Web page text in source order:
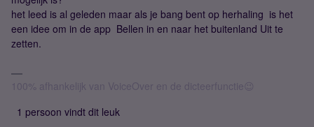
het leed is al geleden maar als je bang bent op herhaling is het
een idee om in de app Bellen in en naar het buitenland Uit te
zetten.
100% afhankelijk van VoiceOver en de dicteerfunctie😉
1 persoon vindt dit leuk